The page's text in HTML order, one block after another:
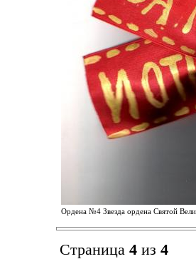
Ордена №4 Звезда ордена Святой
Страница 4из 4